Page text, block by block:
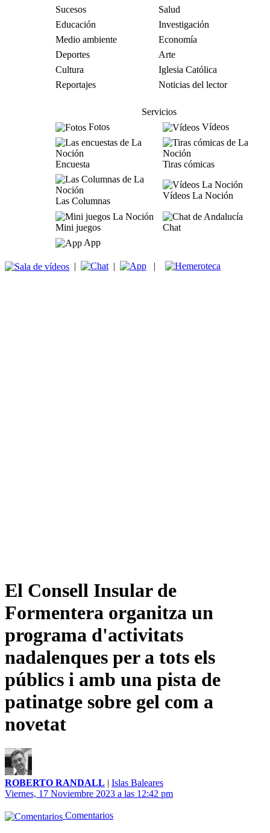
Sucesos
Salud
Educación
Investigación
Medio ambiente
Economía
Deportes
Arte
Cultura
Iglesia Católica
Reportajes
Noticias del lector
Servicios
Fotos
Vídeos
Encuesta Tiras cómicas
Las Columnas
Vídeos La Noción
Mini juegos
Chat
App
| | |
El Consell Insular de
Formentera organitza un
programa d'activitats
nadalenques per a tots els
públics i amb una pista de
patinatge sobre gel com a
novetat
ROBERTO RANDALL | Islas Baleares
Viernes, 17 Noviembre 2023 a las 12:42 pm
Comentarios